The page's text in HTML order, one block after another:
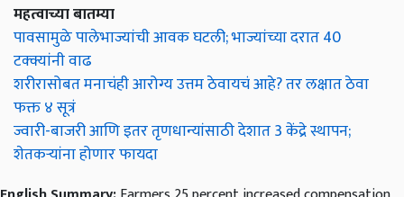
महत्वाच्या बातम्या
पावसामुळे पालेभाज्यांची आवक घटली; भाज्यांच्या दरात 40
टक्क्यांनी वाढ
शरीरासोबत मनाचंही आरोग्य उत्तम ठेवायचं आहे? तर लक्षात ठेवा
फक्त ४ सूत्रं
ज्वारी-बाजरी आणि इतर तृणधान्यांसाठी देशात 3 केंद्रे स्थापन;
शेतकऱ्यांना होणार फायदा